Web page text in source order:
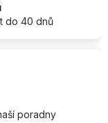
do 40 dnů
poradny